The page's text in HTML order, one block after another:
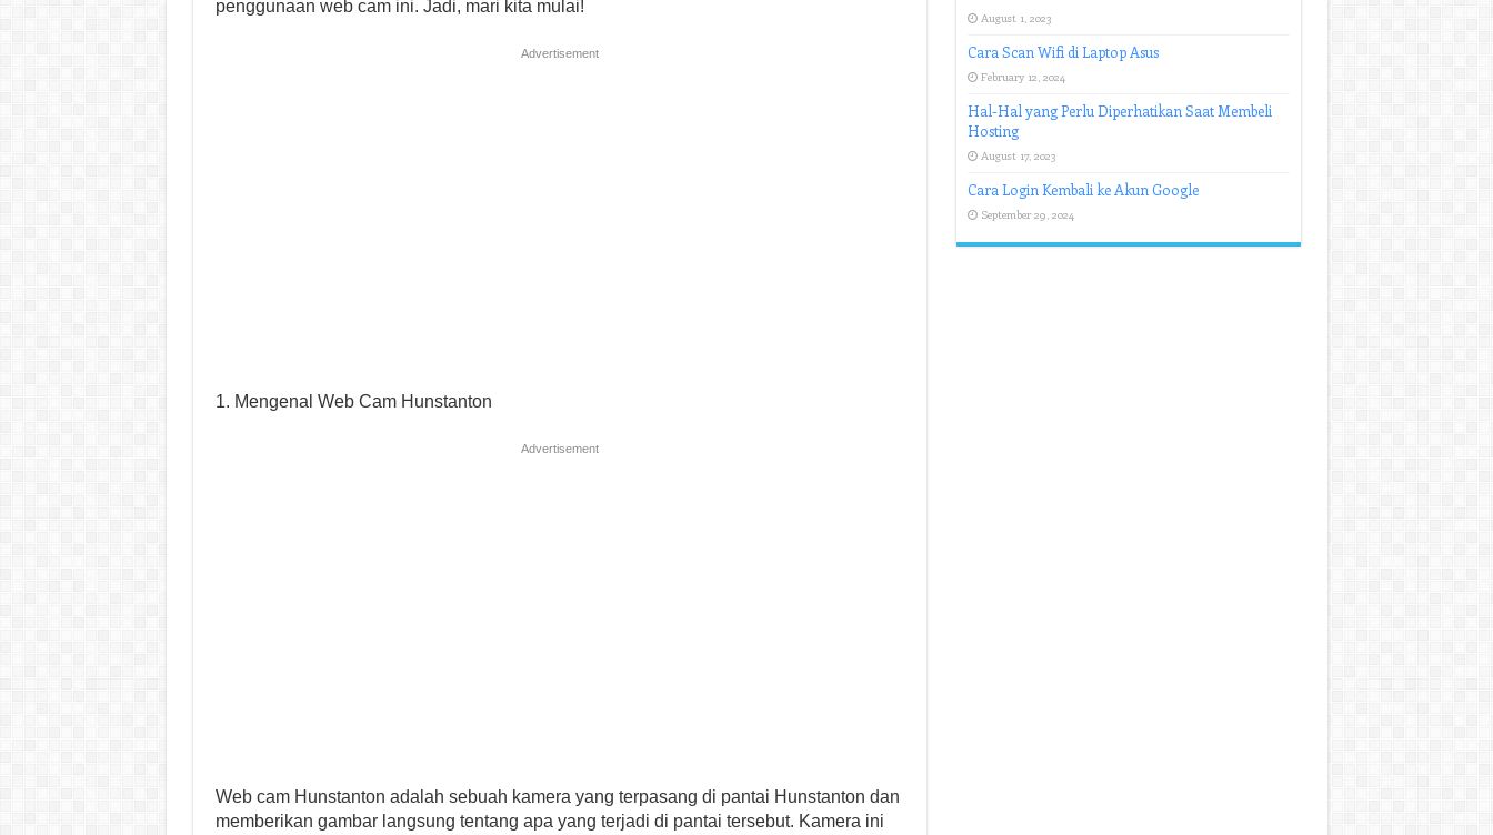
penggunaan web cam ini. Jadi, mari kita mulai!
Advertisement
1. Mengenal Web Cam Hunstanton
Advertisement
Web cam Hunstanton adalah sebuah kamera yang terpasang di pantai Hunstanton dan
memberikan gambar langsung tentang apa yang terjadi di pantai tersebut. Kamera ini
August 1, 2023
Cara Scan Wifi di Laptop Asus
February 12, 2024
Hal-Hal yang Perlu Diperhatikan Saat Membeli
Hosting
August 17, 2023
Cara Login Kembali ke Akun Google
September 29, 2024